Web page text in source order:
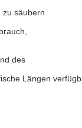
zu säubern
des
Längen